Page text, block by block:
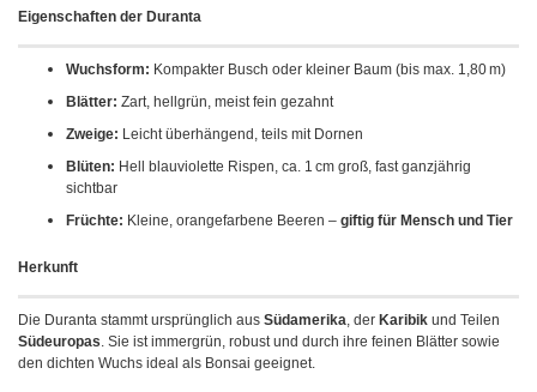
Eigenschaften der Duranta
Wuchsform: Kompakter Busch oder kleiner Baum (bis max. 1,80 m)
Blätter: Zart, hellgrün, meist fein gezahnt
Zweige: Leicht überhängend, teils mit Dornen
Blüten: Hell blauviolette Rispen, ca. 1 cm groß, fast ganzjährig
sichtbar
Früchte: Kleine, orangefarbene Beeren – giftig für Mensch und Tier
Herkunft
Die Duranta stammt ursprünglich aus Südamerika, der Karibik und Teilen
Südeuropas. Sie ist immergrün, robust und durch ihre feinen Blätter sowie
den dichten Wuchs ideal als Bonsai geeignet.